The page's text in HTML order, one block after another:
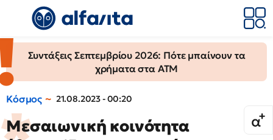
Συντάξεις Σεπτεμβρίου 2026: Πότε μπαίνουν τα
χρήματα στα ΑΤΜ
Κόσμος 21.08.2023 - 00:20
Μεσαιωνική κοινότητα